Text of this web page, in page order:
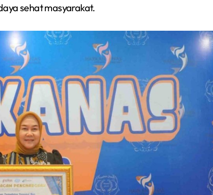
sehat masyarakat.